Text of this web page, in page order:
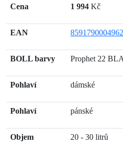
Cena 1 994 Kč
EAN 8591790004962
BOLL barvy Prophet 22
Pohlaví dámské
Pohlaví pánské
Objem 20 - 30 litrů